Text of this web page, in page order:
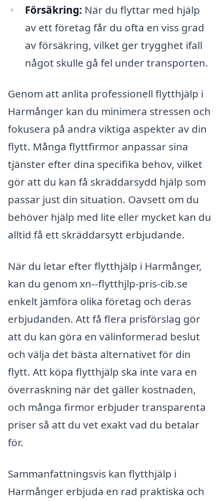
Försäkring: När du flyttar med hjälp
av ett företag får du ofta en viss grad
av försäkring, vilket ger trygghet ifall
något skulle gå fel under transporten.
Genom att anlita professionell flytthjälp i
Harmånger kan du minimera stressen och
fokusera på andra viktiga aspekter av din
flytt. Många flyttfirmor anpassar sina
tjänster efter dina specifika behov, vilket
gör att du kan få skräddarsydd hjälp som
passar just din situation. Oavsett om du
behöver hjälp med lite eller mycket kan du
alltid få ett skräddarsytt erbjudande.
När du letar efter flytthjälp i Harmånger,
kan du genom xn--flytthjlp-pris-cib.se
enkelt jämföra olika företag och deras
erbjudanden. Att få flera prisförslag gör
att du kan göra en välinformerad beslut
och välja det bästa alternativet för din
flytt. Att köpa flytthjälp ska inte vara en
överraskning när det gäller kostnaden,
och många firmor erbjuder transparenta
priser så att du vet exakt vad du betalar
för.
Sammanfattningsvis kan flytthjälp i
Harmånger erbjuda en rad praktiska och